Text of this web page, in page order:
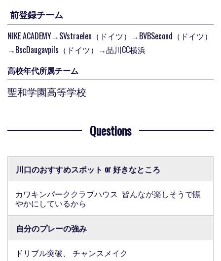
前登録チーム
NIKE ACADEMY→SVstraelen（ドイツ）→BVBSecond（ドイツ）
→BscDaugavpils（ドイツ）→品川CC横浜
高校年代所属チーム
聖和学園高等学校
Questions
川口のおすすめスポット or 好きなところ
カワキンパーククラブハウス 皆んなが楽しそうで賑
やかにしているから
自分のプレーの強み
ドリブル突破、 チャンスメイク